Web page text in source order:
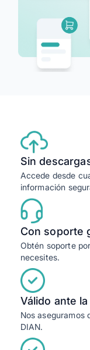
Sin
Accede desde
información
Con soporte
Obtén soporte
necesites.
Válido ante la
Nos aseguramos
DIAN.